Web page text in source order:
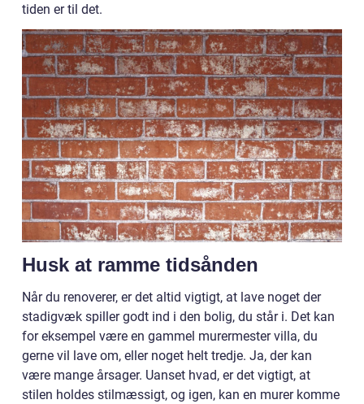
tiden er til det.
Husk at ramme tidsånden
Når du renoverer, er det altid vigtigt, at lave noget der
stadigvæk spiller godt ind i den bolig, du står i. Det kan
for eksempel være en gammel murermester villa, du
gerne vil lave om, eller noget helt tredje. Ja, der kan
være mange årsager. Uanset hvad, er det vigtigt, at
stilen holdes stilmæssigt, og igen, kan en murer komme